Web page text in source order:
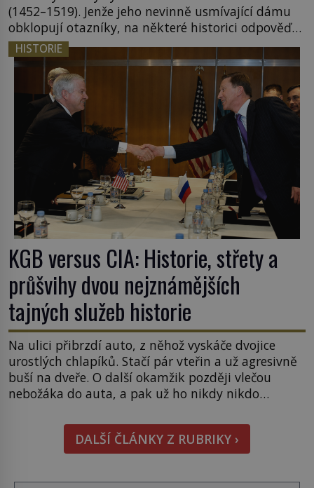
(1452–1519). Jenže jeho nevinně usmívající dámu
obklopují otazníky, na některé historici odpověď
objeví, jiné zůstanou nezodpovězené. Kam si ji
pověsil Napoleon? Samotný císař Napoleon
Bonaparte (1769–1821) má pro malbu slabost, a
tak si ji ještě jako první konzul přemístí do své
ložnice v Tuilerisjkém […]
HISTORIE
KGB versus CIA: Historie, střety a
průšvihy dvou nejznámějších
tajných služeb historie
Na ulici přibrzdí auto, z něhož vyskáče dvojice
urostlých chlapíků. Stačí pár vteřin a už agresivně
buší na dveře. O další okamžik později vlečou
nebožáka do auta, a pak už ho nikdy nikdo
Jako sourozenci, kteří si nemohou přijít na jméno.
Neustále se předhání v plánování sabotáží, […]
DALŠÍ ČLÁNKY Z RUBRIKY ›